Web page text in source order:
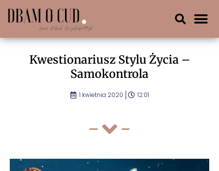
Kwestionariusz Stylu Życia –
Samokontrola
1 kwietnia 2020 12:01